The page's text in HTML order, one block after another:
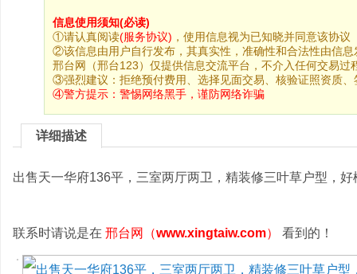
信息使用须知(必读)
①请认真阅读(服务协议) ，使用信息视为已知晓并同意该协议
②该信息由用户自行发布，其真实性，准确性和合法性由信息
邢台网（邢台123）仅提供信息交流平台，不介入任何交易过
③强烈建议：拒绝预付费用、选择见面交易、核验证照资质、
④警方提示： 警惕网络黑手，谨防网络诈骗
详细描述
出售天一华府136平，三室两厅两卫，精装修三叶草户型，
联系时请说是在 邢台网（www.xingtaiw.com） 看到的！